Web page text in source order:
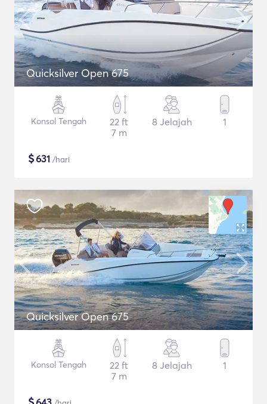
Quicksilver Open 675
Konsol Tengah
22 ft
7 m
8 Jelajah 1
$631 /hari
Quicksilver Open 675
Konsol Tengah
22 ft
7 m
8 Jelajah 1